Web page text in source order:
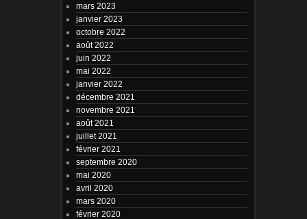
mars 2023
janvier 2023
octobre 2022
août 2022
juin 2022
mai 2022
janvier 2022
décembre 2021
novembre 2021
août 2021
juillet 2021
février 2021
septembre 2020
mai 2020
avril 2020
mars 2020
février 2020